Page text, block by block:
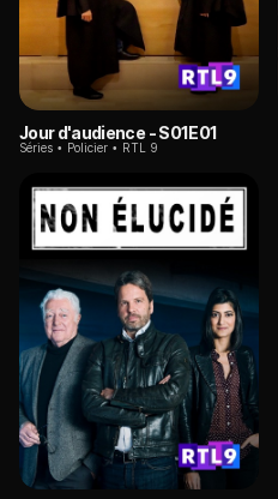
Jour d'audience - S01E01
Séries Policier RTL 9